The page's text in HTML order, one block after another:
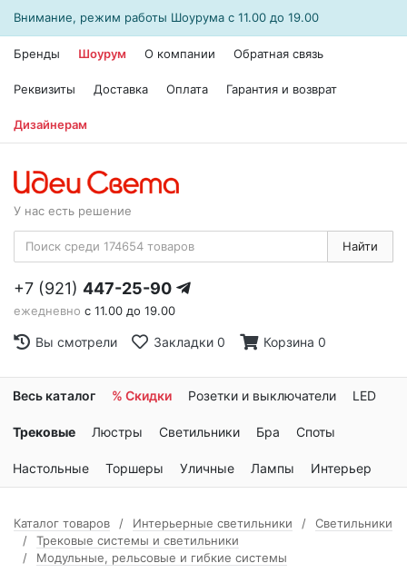
Внимание, режим работы Шоурума с 11.00 до 19.00
Бренды Шоурум О компании Обратная связь
Реквизиты Доставка Оплата Гарантия и возврат
Дизайнерам
У нас есть решение
Найти
+7 (921) 447-25-90
ежедневно с 11.00 до 19.00
Вы смотрели Закладки 0 Корзина 0
Весь каталог % Скидки Розетки и выключатели LED
Трековые Люстры Светильники Бра Споты
Настольные Торшеры Уличные Лампы Интерьер
Каталог товаров Интерьерные светильники
Светильники
Трековые системы и светильники
Модульные, рельсовые и гибкие системы